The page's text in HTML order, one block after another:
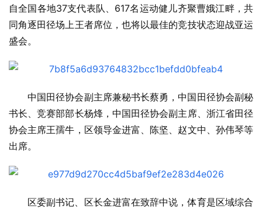
自全国各地37支代表队、617名运动健儿齐聚曹娥江畔，共
同角逐田径场上王者席位，也将以最佳的竞技状态迎战亚运
盛会。
中国田径协会副主席兼秘书长蔡勇，中国田径协会副秘
书长、竞赛部部长杨烽，中国田径协会副主席、浙江省田径
协会主席王孺牛，区领导金进富、陈坚、赵文中、孙伟琴等
出席。
区委副书记、区长金进富在致辞中说，体育是区域综合